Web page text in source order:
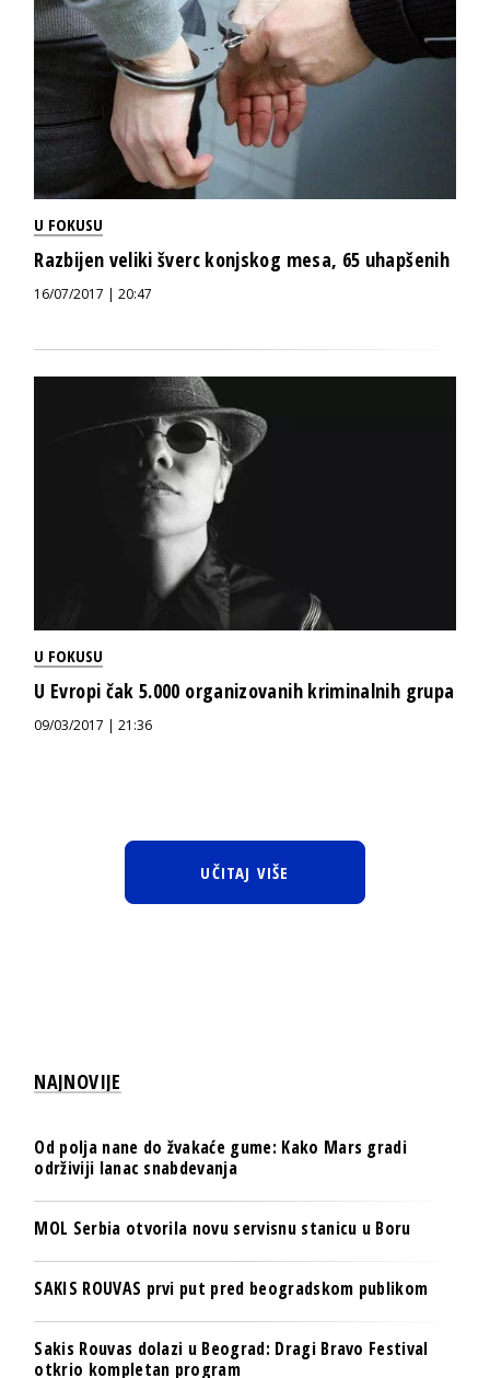
U FOKUSU
Razbijen veliki šverc konjskog mesa, 65 uhapšenih
16/07/2017 | 20:47
U FOKUSU
U Evropi čak 5.000 organizovanih kriminalnih grupa
09/03/2017 | 21:36
UČITAJ VIŠE
NAJNOVIJE
Od polja nane do žvakaće gume: Kako Mars gradi
održiviji lanac snabdevanja
MOL Serbia otvorila novu servisnu stanicu u Boru
SAKIS ROUVAS prvi put pred beogradskom publikom
Sakis Rouvas dolazi u Beograd: Dragi Bravo Festival
otkrio kompletan program